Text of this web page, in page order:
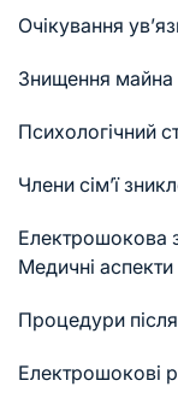
Очікування
Знищення майна
Психологічний
Члени сім’ї
Електрошокова
Медичні аспекти
Процедури
Електрошокові